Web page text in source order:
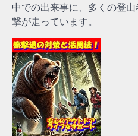
中での出来事に、多くの登
撃が走っています。